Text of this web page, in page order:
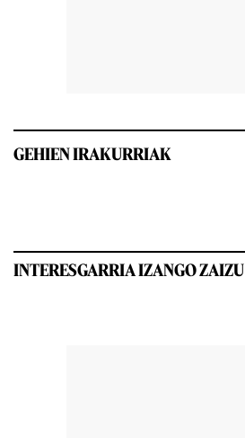
GEHIEN IRAKURRIAK
INTERESGARRIA IZANGO ZAIZU